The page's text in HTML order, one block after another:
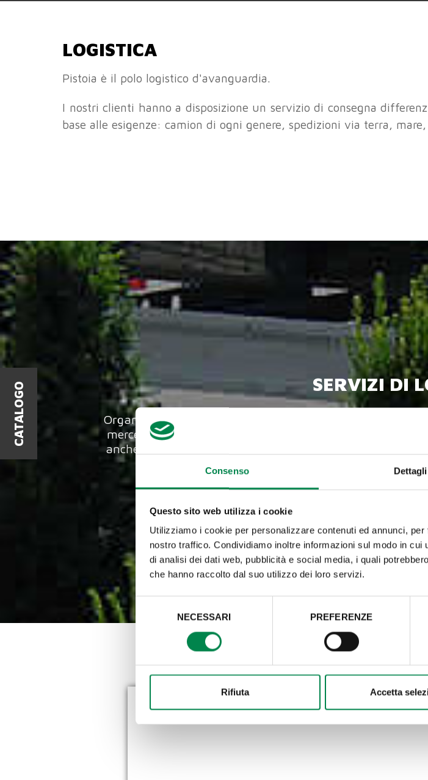
Consenso Dettagli
Questo sito web utilizza i cookie
Utilizziamo i cookie per personalizzare contenuti ed annunci,
nostro traffico. Condividiamo inoltre informazioni sul modo in
di analisi dei dati web, pubblicità e social media, i quali
che hanno raccolto dal suo utilizzo dei loro servizi.
NECESSARI PREFERENZE
Rifiuta Accetta
LOGISTICA
Pistoia è il polo logistico d'avanguardia.
I nostri clienti hanno a disposizione un servizio di consegna
base alle esigenze: camion di ogni genere, spedizioni via terra, mare,
SERVIZI DI
Organizziamo
con partenze fisse
merce fresca a rifornimento continuo senza stock di
anche su misura, per i clienti della
LOGISTICA, TRASPORTI
CATALOGO